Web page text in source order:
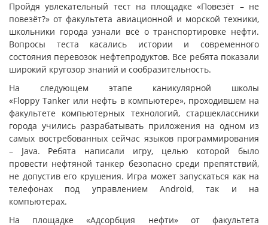
Пройдя увлекательный тест на площадке «Повезёт – не
повезёт?» от факультета авиационной и морской техники,
школьники города узнали всё о транспортировке нефти.
Вопросы теста касались истории и современного
состояния перевозок нефтепродуктов. Все ребята показали
широкий кругозор знаний и сообразительность.
На следующем этапе каникулярной школы
«Floppy Tanker или нефть в компьютере», проходившем на
факультете компьютерных технологий, старшеклассники
города учились разрабатывать приложения на одном из
самых востребованных сейчас языков программирования
– Java. Ребята написали игру, целью которой было
провести нефтяной танкер безопасно среди препятствий,
не допустив его крушения. Игра может запускаться как на
телефонах под управлением Android, так и на
компьютерах.
На площадке «Адсорбция нефти» от факультета